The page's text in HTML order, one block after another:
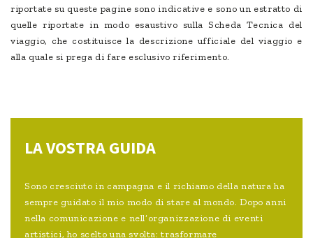
riportate su queste pagine sono indicative e sono un estratto di
quelle riportate in modo esaustivo sulla Scheda Tecnica del
viaggio, che costituisce la descrizione ufficiale del viaggio e
alla quale si prega di fare esclusivo riferimento.
LA VOSTRA GUIDA
Sono cresciuto in campagna e il richiamo della natura ha
sempre guidato il mio modo di stare al mondo. Dopo anni
nella comunicazione e nell’organizzazione di eventi
artistici, ho scelto una svolta: trasformare